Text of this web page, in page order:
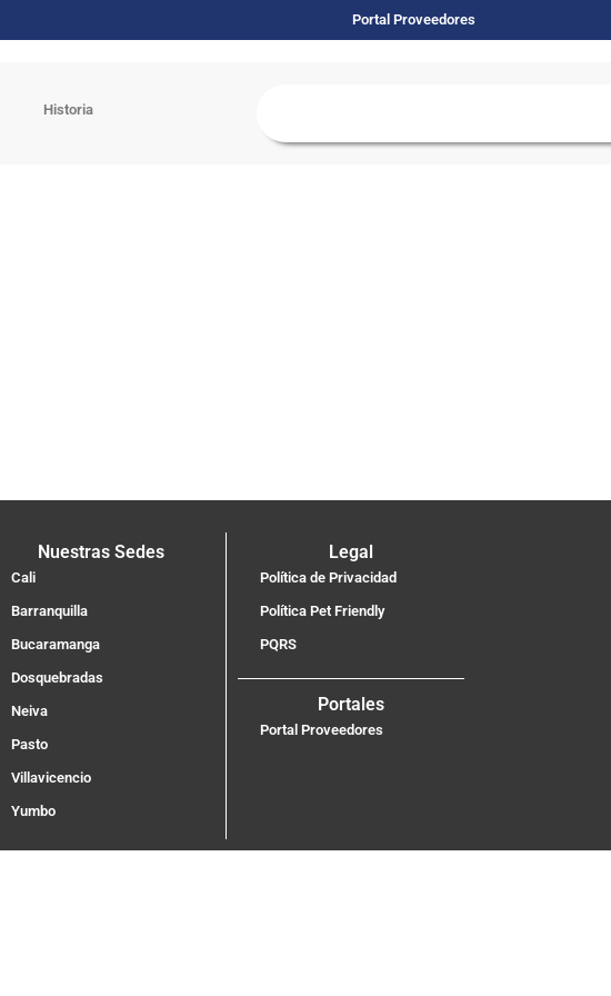
Portal Proveedores
Historia
Nuestras Sedes
Cali
Barranquilla
Bucaramanga
Dosquebradas
Neiva
Pasto
Villavicencio
Yumbo
Legal
Política de Privacidad
Política Pet Friendly
PQRS
Portales
Portal Proveedores